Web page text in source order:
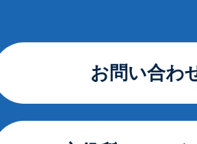
お問い合わ